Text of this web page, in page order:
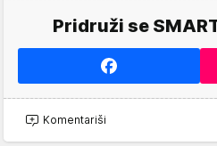
Pridruži se
Komentariši